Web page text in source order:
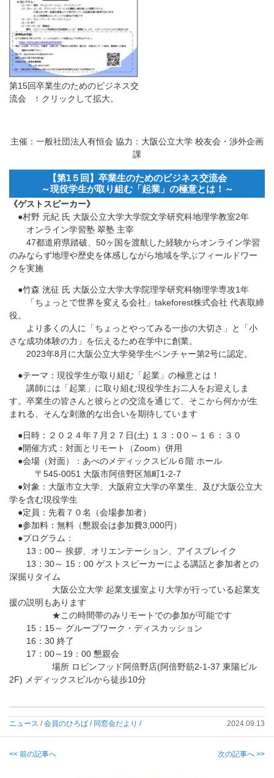
第15回卒業生のためのビジネス交
流会 ↑ クリックして拡大。
主催：一般社団法人有恒会 協力：大阪公立大学 校友会・渉外企画
課
【第1５回】卒業生のためのビジネス交流会
～現役学生が取り組む「起業」の極意とは！～
《ゲストスピーカー》
●村野 元紀 氏 大阪公立大学大学院文学研究科地理学教室2年
オンライン学習塾 翠塾 主宰
47都道府県踏破、50ヶ国を渡航した経験からオンライン学習
のみならず地理や歴史を体感しながら地域を学ぶフィールドワー
クを実施
●竹森 洸征 氏 大阪公立大学大学院理学研究科物理学専攻1年
「ちょっとで世界を変える会社」takeforest株式会社 代表取締
役。
より多くの人に「ちょっとやってみる一歩の大切さ」と「小
さな成功体験の力」を伝えるため在学中に創業。
2023年8月に大阪公立大学発学生ベンチャー第2号に認定。
●テーマ：現役学生が取り組む「起業」の極意とは！
講師には「起業」に取り組む現役学生お二人をお迎えしま
す。卒業生の皆さんと彼らとの交流を通じて、そこから何かが生
まれる、そんな刺激的な出合いを期待しています
●日時：２０２４年７月２７日(土) １３：0０～１６：３０
●開催方式：対面とリモート（Zoom）併用
●会場（対面）：あべのメディックスビル６階 ホール
〒545-0051 大阪市阿倍野区旭町1-2-7
●対象：大阪市立大学、大阪府立大学の卒業生、及び大阪公立大
学を含む現役学生
●定員：先着７０名（会場参加者）
●参加料：無料（懇親会は参加費3,000円）
●プログラム：
13：00～ 挨拶、オリエンテーション、アイスブレイク
13：30～ 15：00 ゲストスピーカーによる講話と参加者との
深掘りタイム
大阪公立大学 起業支援室より大学が行っている起業支
援の説明もあります
★この時間帯のみリモートでの参加が可能です
15：15～ グループワーク・ディスカッション
16：30 終了
17：00～19：00 懇親会
場所 ロビンフッド阿倍野店(阿倍野筋2-1-37 東陽ビル
2F) メディックスビルから徒歩10分
ニュース /会員のひろば / 同窓会だより / 2024.09.13
<< 前の記事へ 次の記事へ >>